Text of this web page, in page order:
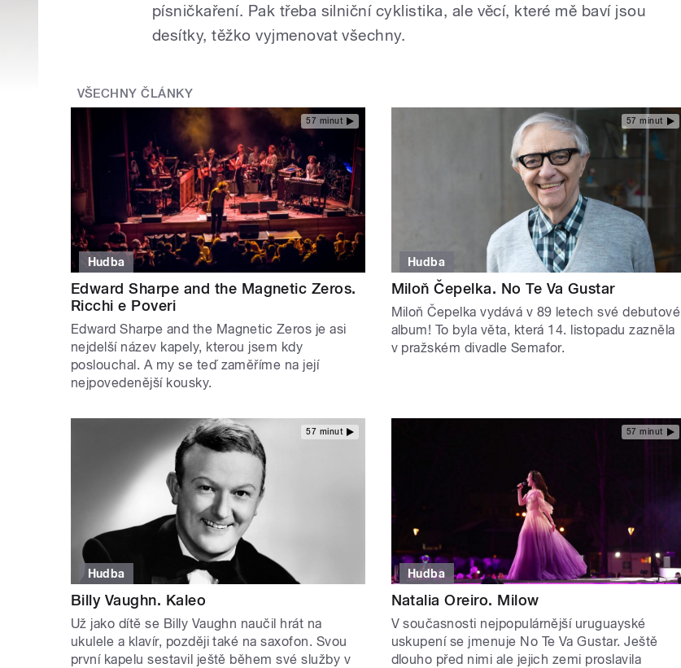
písničkaření. Pak třeba silniční cyklistika, ale věcí, které mě baví jsou
desítky, těžko vyjmenovat všechny.
VŠECHNY ČLÁNKY
57 minut
Hudba
Edward Sharpe and the Magnetic Zeros.
Ricchi e Poveri
Edward Sharpe and the Magnetic Zeros je asi
nejdelší název kapely, kterou jsem kdy
poslouchal. A my se teď zaměříme na její
nejpovedenější kousky.
57 minut
Hudba
Miloň Čepelka. No Te Va Gustar
Miloň Čepelka vydává v 89 letech své debutové
album! To byla věta, která 14. listopadu zazněla
v pražském divadle Semafor.
57 minut
Hudba
Billy Vaughn. Kaleo
Už jako dítě se Billy Vaughn naučil hrát na
ukulele a klavír, později také na saxofon. Svou
první kapelu sestavil ještě během své služby v
57 minut
Hudba
Natalia Oreiro. Milow
V současnosti nejpopulárnější uruguayské
uskupení se jmenuje No Te Va Gustar. Ještě
dlouho před nimi ale jejich zemi proslavila